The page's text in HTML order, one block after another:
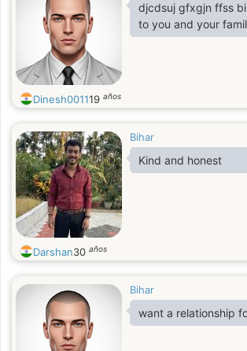
djcdsuj gfxgjn ffss
to you and your
Dinesh001119 años
Bihar
Kind and honest
Darshan30 años
Bihar
want a relationship